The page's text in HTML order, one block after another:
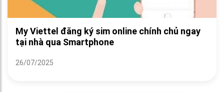
My Viettel đăng ký sim online chính chủ ngay
tại nhà qua Smartphone
26/07/2025